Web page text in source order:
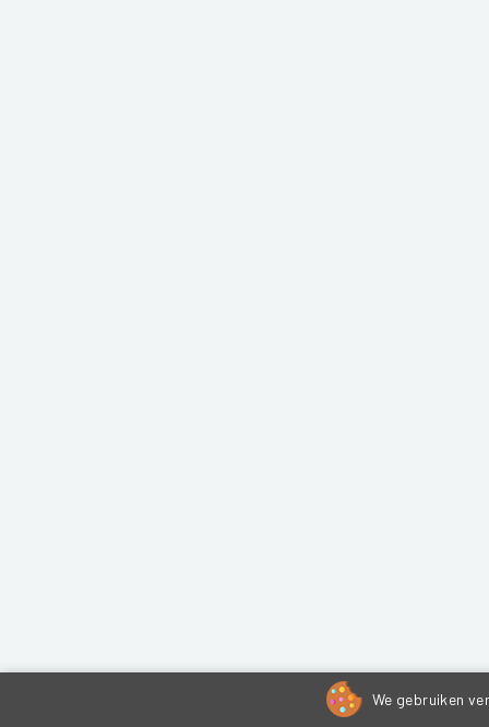
We gebruiken